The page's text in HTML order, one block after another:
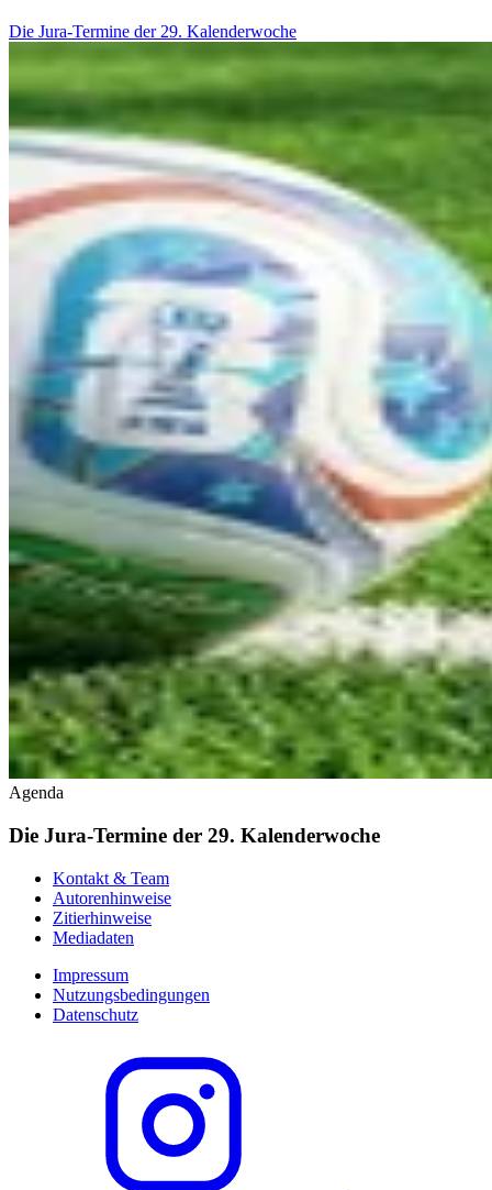
Die Jura-Termine der 29. Kalenderwoche
Agenda
Die Jura-Termine der 29. Kalenderwoche
Kontakt & Team
Autorenhinweise
Zitierhinweise
Mediadaten
Impressum
Nutzungsbedingungen
Datenschutz